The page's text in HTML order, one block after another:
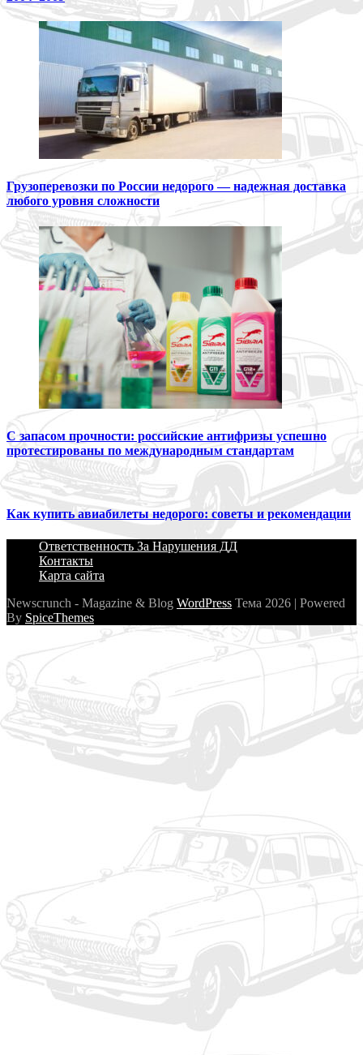
Грузоперевозки по России недорого — надежная доставка
любого уровня сложности
С запасом прочности: российские антифризы успешно
протестированы по международным стандартам
Как купить авиабилеты недорого: советы и рекомендации
Ответственность За Нарушения ДД
Контакты
Карта сайта
Newscrunch - Magazine & Blog WordPress Тема 2026 | Powered
By SpiceThemes